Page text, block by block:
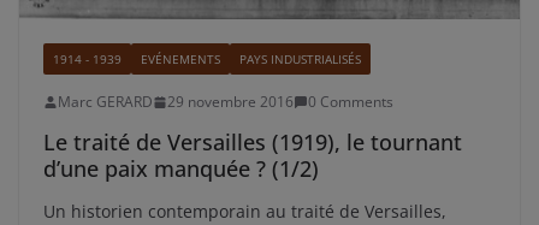
1914 - 1939 EVÉNEMENTS PAYS INDUSTRIALISÉS
Marc GERARD 29 novembre 2016 0 Comments
Le traité de Versailles (1919), le tournant
d’une paix manquée ? (1/2)
Un historien contemporain au traité de Versailles,